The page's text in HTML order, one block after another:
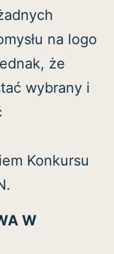
na logo
że
wybrany i
Konkursu
W